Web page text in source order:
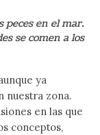
peces en el mar.
se comen a los
ya
nuestra zona.
en las que
conceptos,